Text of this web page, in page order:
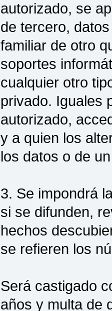
autorizado, se
de tercero,
familiar de otro
soportes
cualquier otro
privado. Iguales
autorizado,
y a quien los
los datos o de
3. Se impondrá
si se difunden,
hechos
se refieren los
Será castigado
años y multa de